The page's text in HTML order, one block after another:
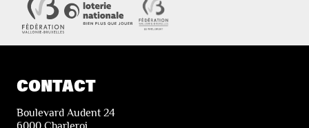
CONTACT
Boulevard Audent 24